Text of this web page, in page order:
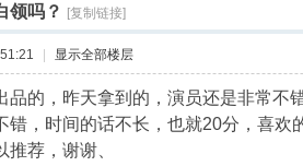
索
领吗？ [复制链接]
显示全部楼层
品的，昨天拿到的，演员还是非常不
错，时间的话不长，也就20分，喜
荐，谢谢、